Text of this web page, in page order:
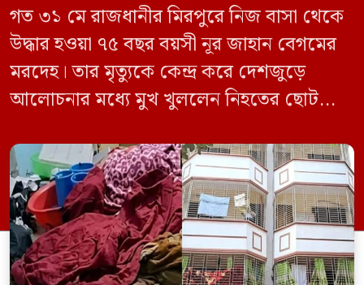
গত ৩১ মে রাজধানীর মিরপুরে নিজ বাসা থেকে
উদ্ধার হওয়া ৭৫ বছর বয়সী নূর জাহান বেগমের
মরদেহ। তার মৃত্যুকে কেন্দ্র করে দেশজুড়ে
আলোচনার মধ্যে মুখ খুললেন নিহতের ছোট
(বুয়েট) অধ্যাপক একেএম আশিকুর রহমান।
তিনি পরিবারের বিরুদ্ধে ছড়ানো বিভিন্ন তথ্যকে
মিথ্যা বলে দাবি করেছেন। বুধবার (৩ জুন)
গণমাধ্যমে দেওয়া বক্তব্যে তিনি এই […]